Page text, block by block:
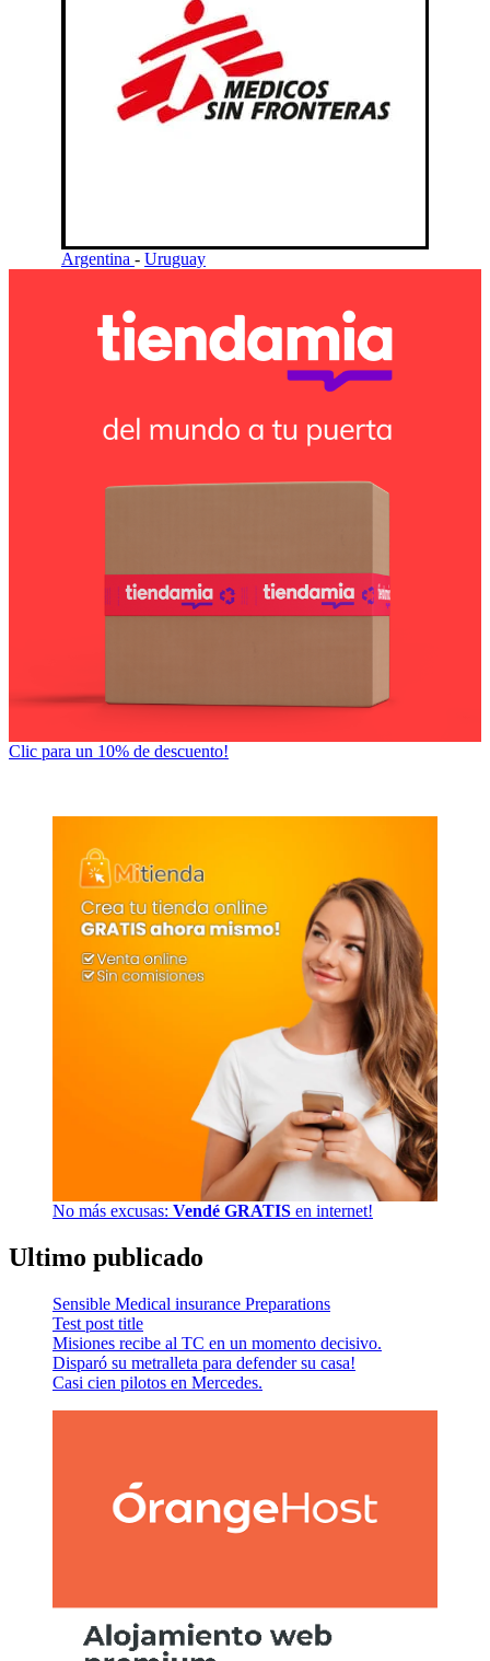
Argentina - Uruguay
Clic para un 10% de descuento!
No más excusas: Vendé GRATIS en internet!
Ultimo publicado
Sensible Medical insurance Preparations
Test post title
Misiones recibe al TC en un momento decisivo.
Disparó su metralleta para defender su casa!
Casi cien pilotos en Mercedes.